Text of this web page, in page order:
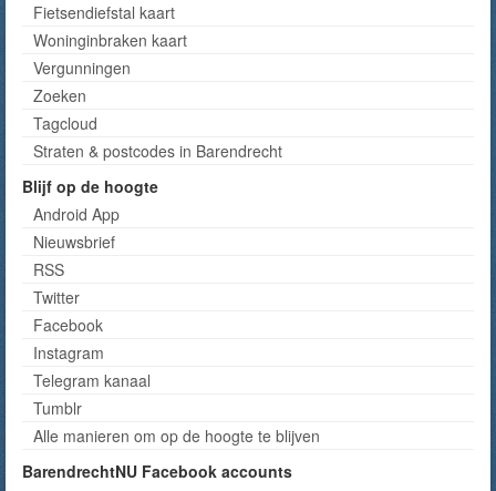
Fietsendiefstal kaart
Woninginbraken kaart
Vergunningen
Zoeken
Tagcloud
Straten & postcodes in Barendrecht
Blijf op de hoogte
Android App
Nieuwsbrief
RSS
Twitter
Facebook
Instagram
Telegram kanaal
Tumblr
Alle manieren om op de hoogte te blijven
BarendrechtNU Facebook accounts